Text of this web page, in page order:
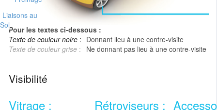
Liaisons au
SolPour les textes ci-dessous :
Texte de couleur noire: Donnant lieu à une contre-visite
Texte de couleur grise: Ne donnant pas lieu à une contre-visite
Visibilité
Vitrage : Rétroviseurs :